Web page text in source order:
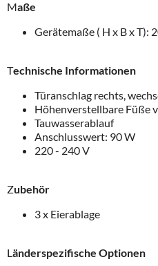
Maße
Gerätemaße ( H x B x T):
Technische Informationen
Türanschlag rechts,
Höhenverstellbare Füße
Tauwasserablauf
Anschlusswert: 90 W
220 - 240 V
Zubehör
3 x Eierablage
Länderspezifische Optionen